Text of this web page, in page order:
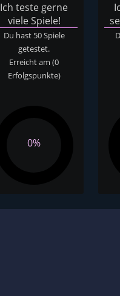
Ich teste gerne
viele Spiele!
Du hast 50 Spiele
getestet.
Erreicht am(0
Erfolgspunkte)
0%